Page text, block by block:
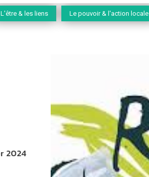
L'être & les liens Le pouvoir & l'action locale
2024